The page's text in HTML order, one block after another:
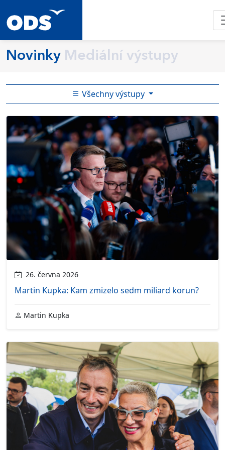
Novinky Mediální výstupy
Všechny výstupy
26. června 2026
Martin Kupka: Kam zmizelo sedm miliard korun?
Martin Kupka